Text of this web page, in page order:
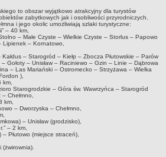
Budowlanej i Środowiska
Kultury i Sportu
Orzekania o Niepełnosprawności
Rodzinie
to obszar wyjątkowo atrakcyjny dla turystów
zabytkowych jak i osobliwości przyrodniczych.
i jego okolic umożliwiają szlaki turystyczne:
– 40 km,
– Małe Czyste – Wielkie Czyste – Storlus – Papowo
Lipienek – Kornatowo,
– Starogród – Kiełp – Zbocza Płutowskie – Parów
Gołoty – Unisław – Raciniewo – Gzin – Linie – Dąbrowa
– Las Mariański – Ostromecko – Strzyżawa – Wielka
),
km,
Starogrodzkie – Góra św. Wawrzyńca – Starogród
Chełmno,
km,
– Dworzyska – Chełmno,
– Unisław (grodzisko),
– 2 km,
– Płutowo (miejsce straceń),
(żwirownia).